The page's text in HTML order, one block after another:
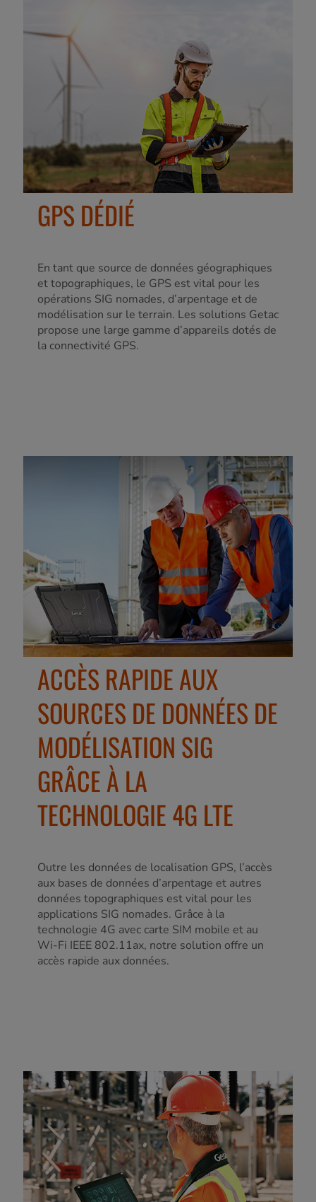
GPS DÉDIÉ
En tant que source de données géographiques
et topographiques, le GPS est vital pour les
opérations SIG nomades, d’arpentage et de
modélisation sur le terrain. Les solutions Getac
propose une large gamme d’appareils dotés de
la connectivité GPS.
ACCÈS RAPIDE AUX
SOURCES DE DONNÉES DE
MODÉLISATION SIG
GRÂCE À LA
TECHNOLOGIE 4G LTE
Outre les données de localisation GPS, l’accès
aux bases de données d’arpentage et autres
données topographiques est vital pour les
applications SIG nomades. Grâce à la
technologie 4G avec carte SIM mobile et au
Wi-Fi IEEE 802.11ax, notre solution offre un
accès rapide aux données.